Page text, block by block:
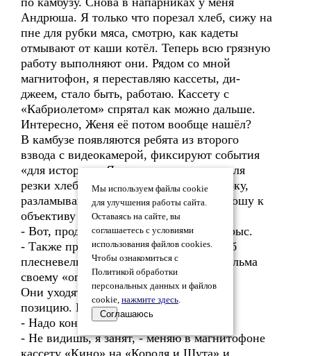
Андрюша. Я только что порезал хлеб, сижу на
пне для рубки мяса, смотрю, как кадеты
отмывают от каши котёл. Теперь всю грязную
работу выполняют они. Рядом со мной
магнитофон, я переставляю кассеты, ди-
джеем, стало быть, работаю. Кассету с
«Кабриолетом» спрятал как можно дальше.
Интересно, Женя её потом вообще нашёл?
В камбузе появляются ребята из второго
взвода с видеокамерой, фиксируют события
«для истории». Я подвожу их к столу для
резки хлеба, беру буханку с дырой в боку,
разламываю пополам и вплотную подношу к
объективу камеры:
- Вот, продукция жизнедеятельности крыс.
- Также прошу зафиксировать, что хлеб
плесневелый, - говорит «режиссёр» фильма
своему «оператору».
Они уходят, я возвращаюсь в исходную
позицию. Ко мне подходит Андрей:
- Надо консервные банки открыть.
- Не видишь, я занят, - меняю в магнитофоне
кассету «Кино» на «Короля и Шута» и
Мы используем файлы cookie
для улучшения работы сайта.
Оставаясь на сайте, вы
соглашаетесь с условиями
использования файлов cookies.
Чтобы ознакомиться с
Политикой обработки
персональных данных и файлов
cookie, нажмите здесь.
Соглашаюсь